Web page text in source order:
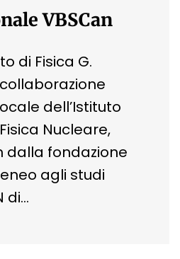
VBSCan
di Fisica G.
dell’Istituto
Nucleare,
dalla fondazione
agli studi
di…